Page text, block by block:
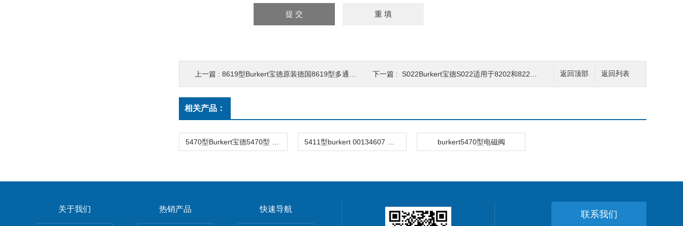
返回列表
返回顶部
上一篇 : 8619型Burkert宝德原装德国8619型多通道、多功能变送器/控制器 下一篇 : S022Burkert宝德S022适用于8202和8222pH和电导率传感器接头
相关产品：
burkert5470型电磁阀
关于我们 热销产品 快速导航
联系我们